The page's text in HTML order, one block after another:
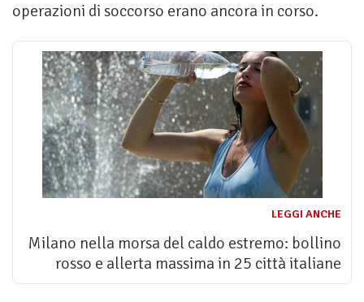
operazioni di soccorso erano ancora in corso.
LEGGI ANCHE
Milano nella morsa del caldo estremo: bollino
rosso e allerta massima in 25 città italiane